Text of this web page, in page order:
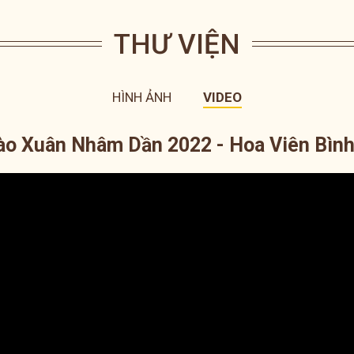
THƯ VIỆN
HÌNH ẢNH VIDEO
Xuân Nhâm Dần 2022 - Hoa Viên